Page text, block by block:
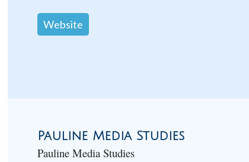
Website
Pauline Media Studies
Pauline Media Studies